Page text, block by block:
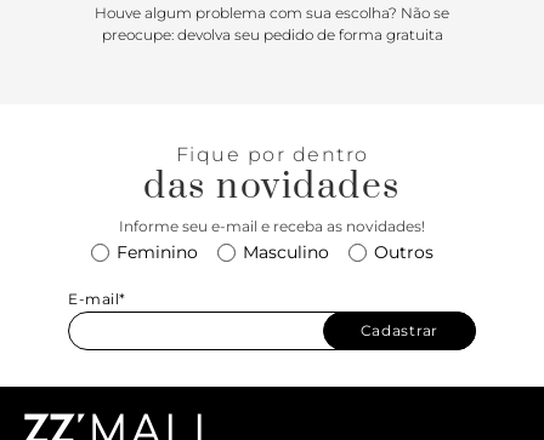
Houve algum problema com sua escolha? Não se
preocupe: devolva seu pedido de forma gratuita
Fique por dentro
das novidades
Informe seu e-mail e receba as novidades!
Feminino Masculino Outros
E-mail*
Cadastrar